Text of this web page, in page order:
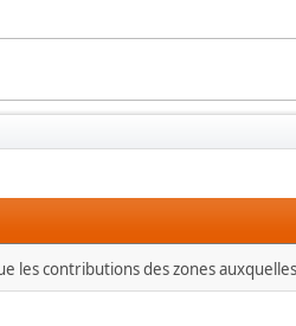
contributions des zones auxquelles